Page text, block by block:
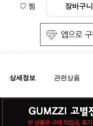
♡ 찜 장바구니
상세정보 관련상품